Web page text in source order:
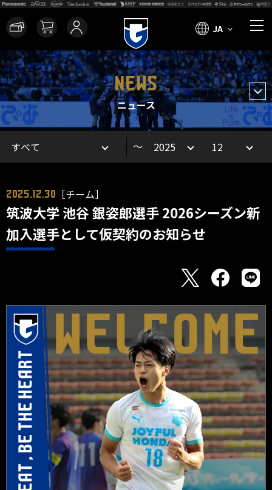
JA
NEWS
ニュース
～
2025.12.30 ［チーム］
筑波大学 池谷 銀姿郎選手 2026シーズン新
加入選手として仮契約のお知らせ